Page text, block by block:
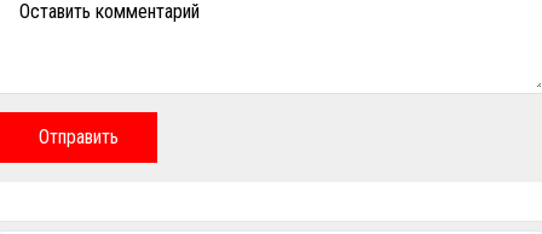
Оставить комментарий
Отправить